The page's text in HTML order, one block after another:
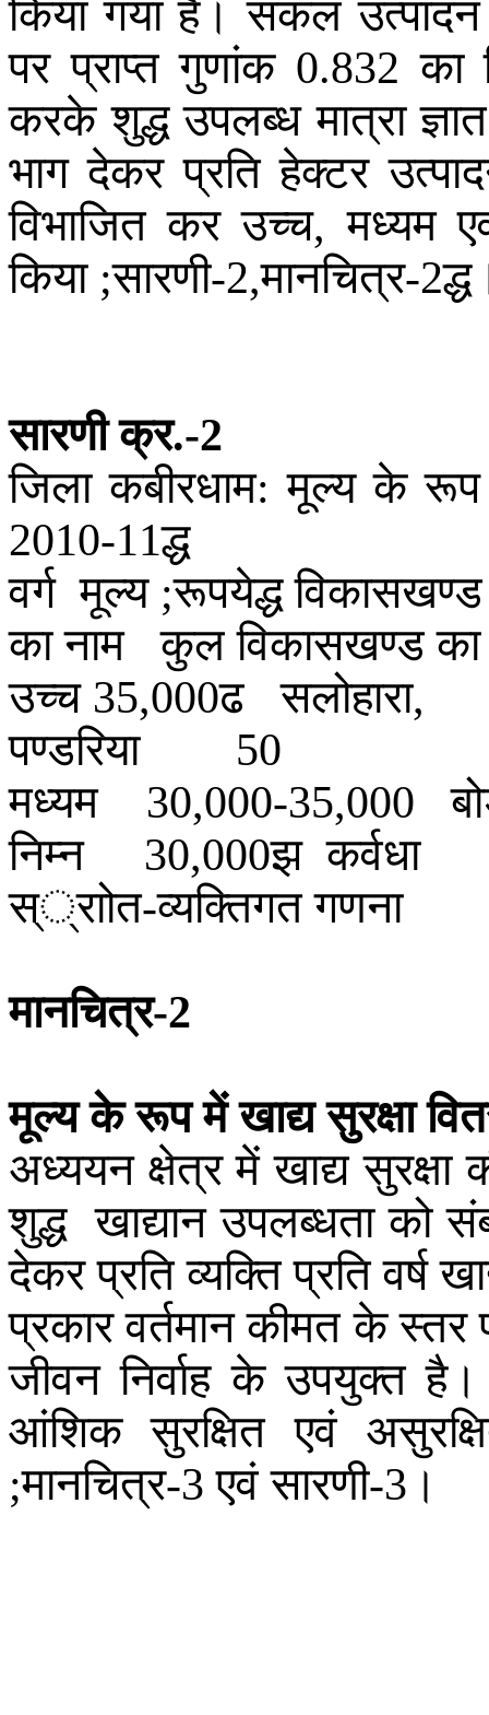
किया गया है। सकल उत्पादन
पर प्राप्त गुणांक0.832का
करके शुद्ध उपलब्ध मात्रा ज्ञात
भाग देकर प्रति हेक्टर
विभाजित कर उच्च,मध्यम
किया;सारणी-2,मानचित्र-2
सारणी क्र.-2
जिला कबीरधाम:मूल्य के रूप
2010-11द्ध
वर्ग मूल्य;रूपयेद्ध विकासखण्ड
का नाम कुल विकासखण्ड का
उच्च35,000ढ सलोहारा,
पण्डरिया50
मध्यम30,000-35,000
निम्न30,000झ कर्वधा
स््राोत-व्यक्तिगत गणना
मानचित्र-2
मूल्य के रूप में खाद्य सुरक्षा
अध्ययन क्षेत्र में खाद्य सुरक्षा
शुद्ध खाद्यान उपलब्धता को
देकर प्रति व्यक्ति प्रति वर्ष
प्रकार वर्तमान कीमत के स्तर
जीवन निर्वाह के उपयुक्त है।
आंशिक सुरक्षित एवं
;मानचित्र-3एवं सारणी-3 ।